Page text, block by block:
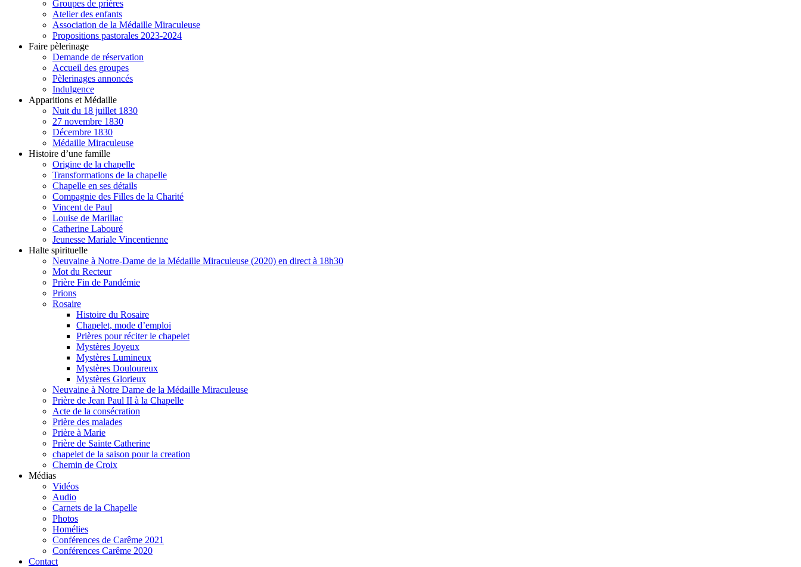
Groupes de prières
Atelier des enfants
Association de la Médaille Miraculeuse
Propositions pastorales 2023-2024
Faire pèlerinage
Demande de réservation
Accueil des groupes
Pèlerinages annoncés
Indulgence
Apparitions et Médaille
Nuit du 18 juillet 1830
27 novembre 1830
Décembre 1830
Médaille Miraculeuse
Histoire d’une famille
Origine de la chapelle
Transformations de la chapelle
Chapelle en ses détails
Compagnie des Filles de la Charité
Vincent de Paul
Louise de Marillac
Catherine Labouré
Jeunesse Mariale Vincentienne
Halte spirituelle
Neuvaine à Notre-Dame de la Médaille Miraculeuse (2020) en direct à 18h30
Mot du Recteur
Prière Fin de Pandémie
Prions
Rosaire
Histoire du Rosaire
Chapelet, mode d’emploi
Prières pour réciter le chapelet
Mystères Joyeux
Mystères Lumineux
Mystères Douloureux
Mystères Glorieux
Neuvaine à Notre Dame de la Médaille Miraculeuse
Prière de Jean Paul II à la Chapelle
Acte de la consécration
Prière des malades
Prière à Marie
Prière de Sainte Catherine
chapelet de la saison pour la creation
Chemin de Croix
Médias
Vidéos
Audio
Carnets de la Chapelle
Photos
Homélies
Conférences de Carême 2021
Conférences Carême 2020
Contact